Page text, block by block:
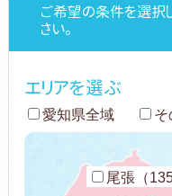
ご希望の条件を選択
さい。
エリアを選ぶ
愛知県全域 そ
尾張（